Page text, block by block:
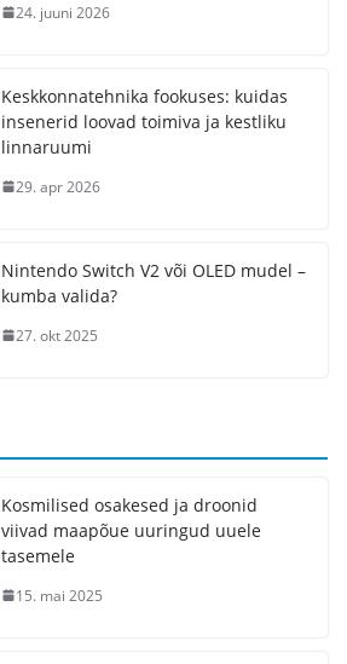
24. juuni 2026
Keskkonnatehnika fookuses: kuidas
insenerid loovad toimiva ja kestliku
linnaruumi
29. apr 2026
Nintendo Switch V2 või OLED mudel –
kumba valida?
27. okt 2025
Kosmilised osakesed ja droonid
viivad maapõue uuringud uuele
tasemele
15. mai 2025